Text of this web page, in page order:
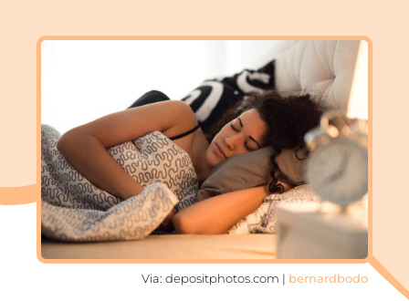
Via: depositphotos.com | bernardbodo